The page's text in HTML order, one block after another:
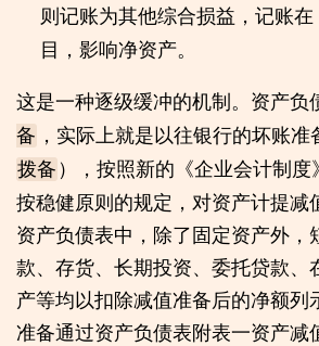
则记账为其他综合损益，记账在
目，影响净资产。
这是一种逐级缓冲的机制。资产负
备 ，实际上就是以往银行的坏账
拨备 ），按照新的《企业会计制
按稳健原则的规定，对资产计提减
资产负债表中，除了固定资产外，
款、存货、长期投资、委托贷款、
产等均以扣除减值准备后的净额列
准备通过资产负债表附表一资产减